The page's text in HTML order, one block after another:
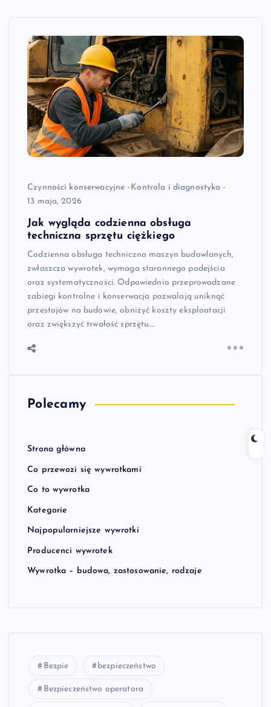
Czynności konserwacyjne
Kontrola i diagnostyka
13 maja, 2026
Jak wygląda codzienna obsługa
techniczna sprzętu ciężkiego
Codzienna obsługa techniczna maszyn budowlanych,
zwłaszcza wywrotek, wymaga starannego podejścia
oraz systematyczności. Odpowiednio przeprowadzane
zabiegi kontrolne i konserwacja pozwalają uniknąć
przestojów na budowie, obniżyć koszty eksploatacji
oraz zwiększyć trwałość sprzętu.…
Polecamy
Strona główna
Co przewozi się wywrotkami
Co to wywrotka
Kategorie
Najpopularniejsze wywrotki
Producenci wywrotek
Wywrotka – budowa, zastosowanie, rodzaje
Bezpie bezpieczeństwo
Bezpieczeństwo operatora